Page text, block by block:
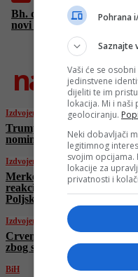
Bh. dijaspora “popalila
novi sukob”
najnovije
Izdvojeno
Trump zahvalio
nominovali za Nobelovu
Izdvojeno
Merkel u političkoj mirovini
reakcije: Rusija stala uz
Poljskoj i Baltiku
Izdvojeno
Crvena jabuka odgađa
zbog smrti Halida Bešlića
BiH
Pohrana
Saznajte
Vaši će se
jedinstvene
dijeliti te im
lokacija. Mi i
geolociranju.
Neki dobavljači
legitimnog
svojim opcijama.
lokacije za
privatnosti i